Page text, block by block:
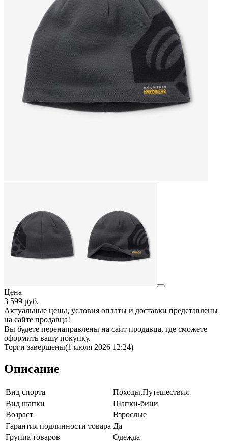
Цена
3 599 руб.
Актуальные цены, условия оплаты и доставки представлены
на сайте продавца!
Вы будете перенаправлены на сайт продавца, где сможете
оформить вашу покупку.
Торги завершены(1 июля 2026 12:24)
Описание
Вид спорта
Походы,Путешествия
Вид шапки
Шапки-бини
Возраст
Взрослые
Гарантия подлинности товара Да
Группа товаров
Одежда